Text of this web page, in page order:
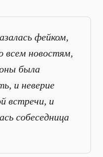
фейком,
всем новостям,
была
и неверие
встречи, и
собеседница